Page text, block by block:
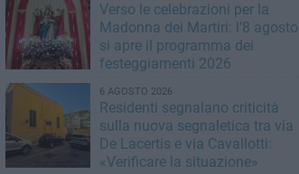
Verso le celebrazioni per la
Madonna dei Martiri: l’8 agosto
si apre il programma dei
festeggiamenti 2026
6 AGOSTO 2026
Residenti segnalano criticità
sulla nuova segnaletica tra via
De Lacertis e via Cavallotti:
«Verificare la situazione»